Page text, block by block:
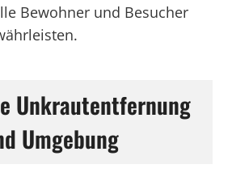
Bewohner und Besucher
Unkrautentfernung
Umgebung